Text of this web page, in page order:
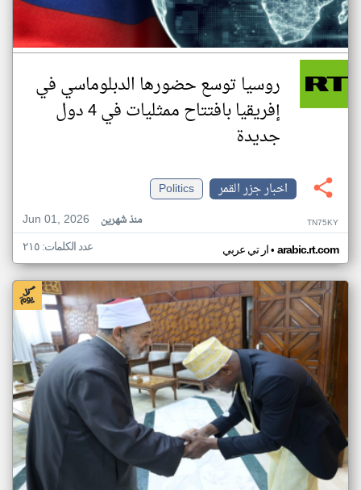
روسيا توسع حضورها الدبلوماسي في
إفريقيا بافتتاح ممثليات في 4 دول
جديدة
اخبار جزر القمر
Politics
Jun 01, 2026
منذ شهرين TN75KY
ار تي عربي• arabic.rt.com عدد الكلمات: ٢١٥